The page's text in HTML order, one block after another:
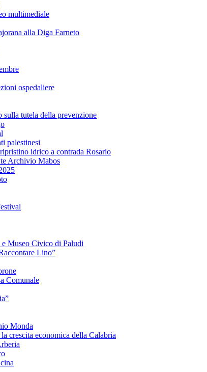
multimediale
alla Diga Farneto
ospedaliere
tutela della prevenzione
palestinesi
idrico a contrada Rosario
Archivio Mabos
Museo Civico di Paludi
Lino”
Comunale
Monda
crescita economica della Calabria